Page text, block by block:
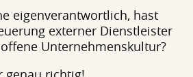
eigenverantwortlich, hast
externer Dienstleister
Unternehmenskultur?